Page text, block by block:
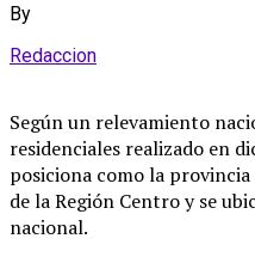
By
Redaccion
Según un relevamiento
residenciales realizado en
posiciona como la
de la Región Centro y se
nacional.